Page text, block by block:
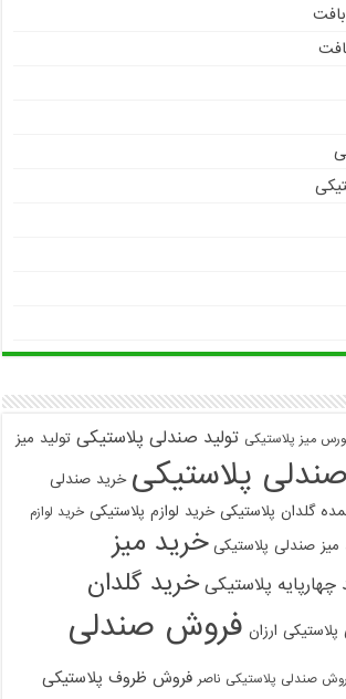
میز پلاستیکی تولید صندلی پلاستیکی تولید میز
پلاستیکی خرید صندلی
گلدان پلاستیکی خرید لوازم پلاستیکی خرید لوازم
میز صندلی پلاستیکی خرید میز
چهارپایه پلاستیکی خرید گلدان
ارزان فروش صندلی
صندلی پلاستیکی ناصر فروش ظروف پلاستیکی